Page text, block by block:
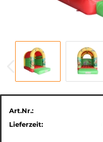
Art.Nr.:
Lieferzeit: